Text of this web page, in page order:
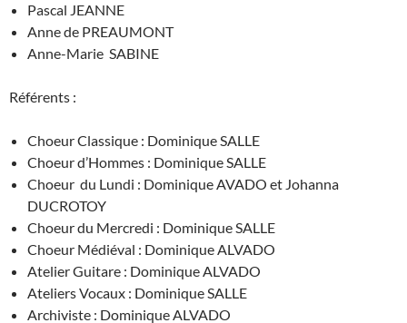
Pascal JEANNE
Anne de PREAUMONT
Anne-Marie SABINE
Référents :
Choeur Classique : Dominique SALLE
Choeur d’Hommes : Dominique SALLE
Choeur du Lundi : Dominique AVADO et Johanna
DUCROTOY
Choeur du Mercredi : Dominique SALLE
Choeur Médiéval : Dominique ALVADO
Atelier Guitare : Dominique ALVADO
Ateliers Vocaux : Dominique SALLE
Archiviste : Dominique ALVADO